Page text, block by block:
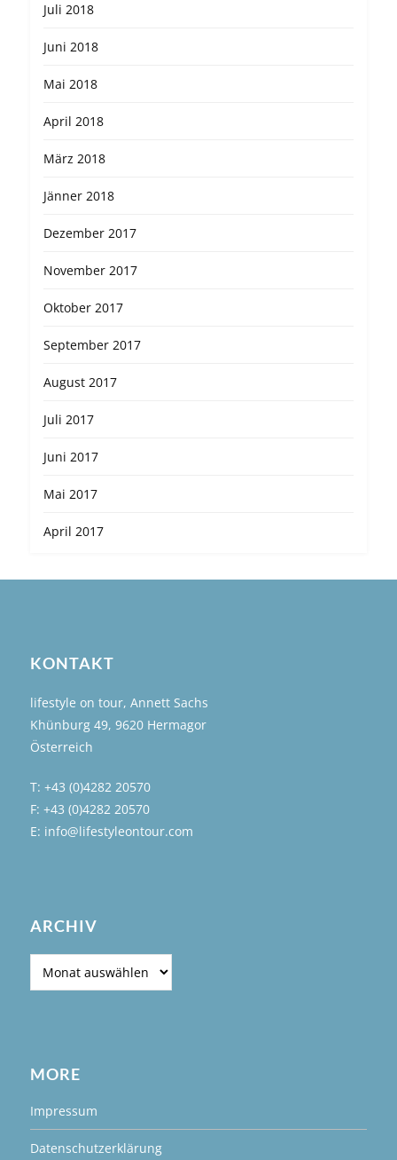
Juli 2018
Juni 2018
Mai 2018
April 2018
März 2018
Jänner 2018
Dezember 2017
November 2017
Oktober 2017
September 2017
August 2017
Juli 2017
Juni 2017
Mai 2017
April 2017
KONTAKT
lifestyle on tour, Annett Sachs
Khünburg 49, 9620 Hermagor
Österreich
T: +43 (0)4282 20570
F: +43 (0)4282 20570
E: info@lifestyleontour.com
ARCHIV
MORE
Impressum
Datenschutzerklärung